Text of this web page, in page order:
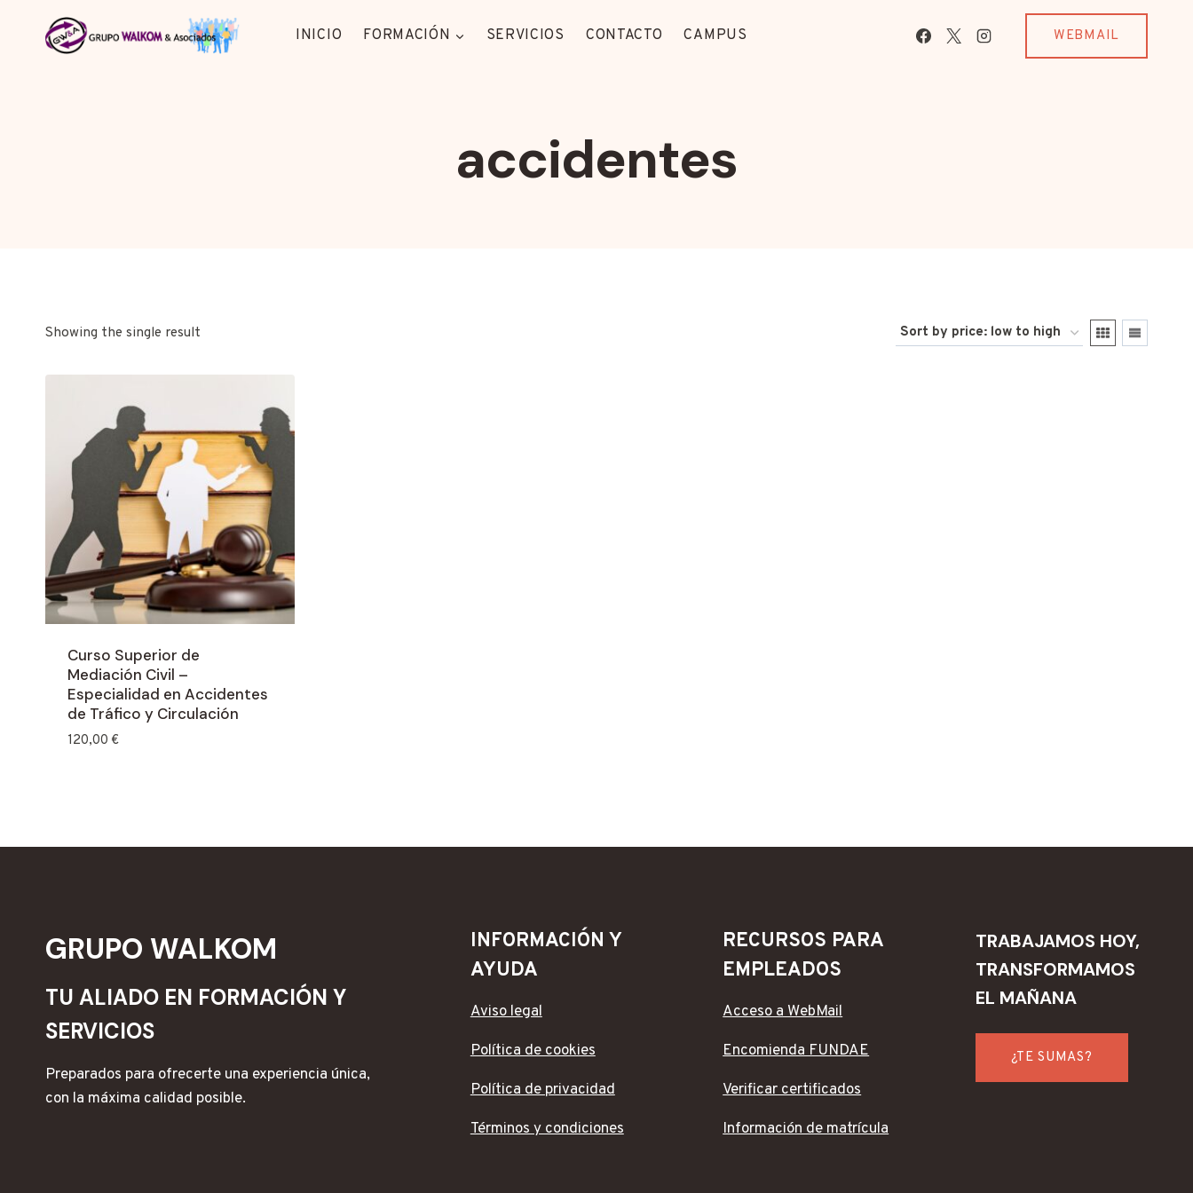
contenido
INICIO FORMACIÓN SERVICIOS CONTACTO CAMPUS WEBMAIL
accidentes
Showing the single result
Curso Superior de
Mediación Civil –
Especialidad en Accidentes
de Tráfico y Circulación
120,00 €
GRUPO WALKOM
TU ALIADO EN FORMACIÓN Y
SERVICIOS
Preparados para ofrecerte una experiencia única,
con la máxima calidad posible.
INFORMACIÓN Y
AYUDA
Aviso legal
Política de cookies
Política de privacidad
Términos y condiciones
RECURSOS PARA
EMPLEADOS
Acceso a WebMail
Encomienda FUNDAE
Verificar certificados
Información de matrícula
TRABAJAMOS HOY,
TRANSFORMAMOS
EL MAÑANA
¿TE SUMAS?